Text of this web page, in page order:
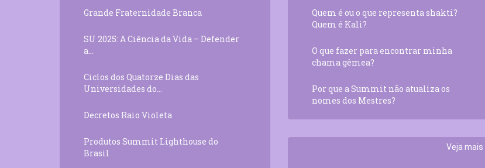
Grande Fraternidade Branca
SU 2025: A Ciência da Vida – Defender
a...
Ciclos dos Quatorze Dias das
Universidades do...
Decretos Raio Violeta
Produtos Summit Lighthouse do
Brasil
Quem é ou o que representa shakti?
Quem é Kali?
O que fazer para encontrar minha
chama gêmea?
Por que a Summit não atualiza os
nomes dos Mestres?
Veja mais